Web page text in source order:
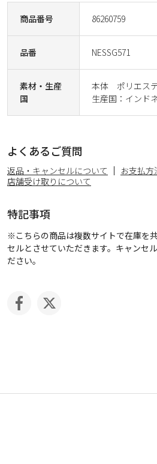
商品番号 86260759
品番 NESSG571
素材・生産
国
本体 ポリエス
生産国：インド
よくあるご質問
返品・キャンセルについて お支払方
店舗受け取りについて
特記事項
※こちらの商品は複数サイトで在庫を
セルとさせていただきます。キャンセ
ださい。